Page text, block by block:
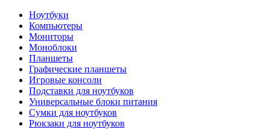
Ноутбуки
Компьютеры
Мониторы
Моноблоки
Планшеты
Графические планшеты
Игровые консоли
Подставки для ноутбуков
Универсальные блоки питания
Сумки для ноутбуков
Рюкзаки для ноутбуков